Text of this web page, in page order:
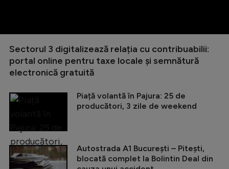
Sectorul 3 digitalizează relația cu contribuabilii:
portal online pentru taxe locale și semnătură
electronică gratuită
Piață volantă în Pajura: 25 de
producători, 3 zile de weekend
Autostrada A1 București – Pitești,
blocată complet la Bolintin Deal din